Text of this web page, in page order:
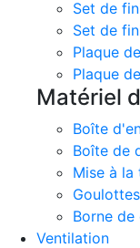
Set de
Set de
Plaque
Plaque
Matériel
Boîte
Boîte de
Mise à la
Borne de
Ventilation